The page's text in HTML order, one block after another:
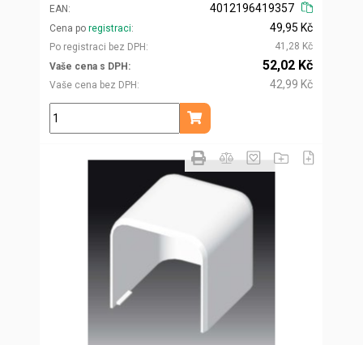
EAN
4012196419357
Cena po registraci
Po registraci bez DPH
49,95 Kč
41,28 Kč
Vaše cena s DPH
Vaše cena bez DPH
52,02 Kč
42,99 Kč
ks
Přidat do košíku